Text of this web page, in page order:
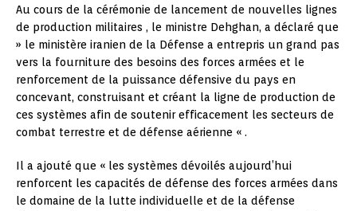
Au cours de la cérémonie de lancement de nouvelles lignes
de production militaires , le ministre Dehghan, a déclaré que
» le ministère iranien de la Défense a entrepris un grand pas
vers la fourniture des besoins des forces armées et le
renforcement de la puissance défensive du pays en
concevant, construisant et créant la ligne de production de
ces systèmes afin de soutenir efficacement les secteurs de
combat terrestre et de défense aérienne « .
Il a ajouté que « les systèmes dévoilés aujourd’hui
renforcent les capacités de défense des forces armées dans
le domaine de la lutte individuelle et de la défense